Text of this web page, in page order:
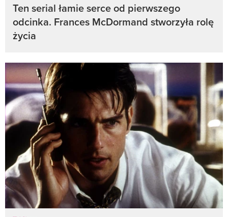
Ten serial łamie serce od pierwszego
odcinka. Frances McDormand stworzyła rolę
życia